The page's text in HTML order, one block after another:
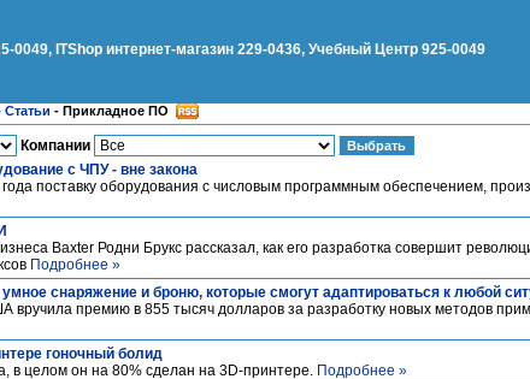
0049, ITShop интернет-магазин 229-0436, Учебный Центр 925-0049
Статьи - Прикладное ПО
Компании
с ЧПУ - вне закона
поставку оборудования с числовым программным обеспечением,
Baxter Родни Брукс рассказал, как его разработка совершит
Подробнее »
снаряжение и броню, которые смогут адаптироваться к любой
вручила премию в 855 тысяч долларов за разработку новых методов
гоночный болид
в целом он на 80% сделан на 3D-принтере. Подробнее »